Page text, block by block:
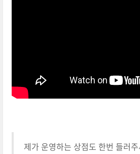
제가 운영하는 상점도 한번 들러